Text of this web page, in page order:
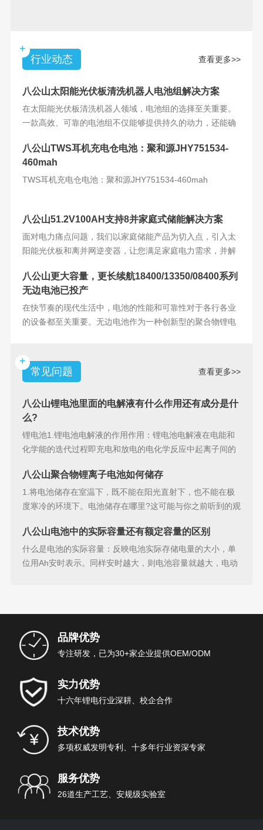
+
行业动态
查看更多>>
八公山太阳能光伏板清洗机器人电池组解决方案
在太阳能光伏板清洗机器人领域，电池组的选择至关重要。
一款高效、可靠的电池组不仅能够提供持久的动力，还能确
八公山TWS耳机充电仓电池：聚和源JHY751534-
460mah
TWS耳机充电仓电池：聚和源JHY751534-460mah
八公山51.2V100AH支持8并家庭式储能解决方案
面对电力痛点问题，我们以家庭储能产品为切入点，引入太
阳能光伏板和离并网逆变器，让您满足家庭电力需求，并解
八公山更大容量，更长续航18400/13350/08400系列
无边电池已投产
在快节奏的现代生活中，电池的性能和可靠性对于各行各业
的设备都至关重要。无边电池作为一种创新型的聚合物锂电
+
常见问题
查看更多>>
八公山锂电池里面的电解液有什么作用还有成分是什
么?
锂电池1.锂电池电解液的作用作用：锂电池电解液在电能和
化学能的迭代过程即充电和放电的电化学反应中起离子间的
八公山聚合物锂离子电池如何储存
1.将电池储存在室温下，既不能在阳光直射下，也不能在极
度寒冷的环境下。电池储存在哪里?这可能与你之前听到的观
八公山电池中的实际容量还有额定容量的区别
什么是电池的实际容量：反映电池实际存储电量的大小，单
位用Ah安时表示。同样安时越大，则电池容量就越大，电动
品牌优势
专注研发，已为30+家企业提供OEM/ODM
实力优势
十六年锂电行业深耕、校企合作
技术优势
多项权威发明专利、十多年行业资深专家
服务优势
26道生产工艺、安规级实验室